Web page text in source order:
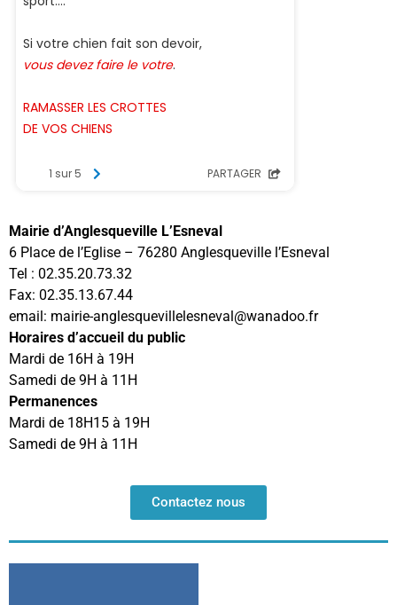
Mairie d’Anglesqueville L’Esneval
6 Place de l’Eglise – 76280 Anglesqueville l’Esneval
Tel : 02.35.20.73.32
Fax: 02.35.13.67.44
email: mairie-anglesquevillelesneval@wanadoo.fr
Horaires d’accueil du public
Mardi de 16H à 19H
Samedi de 9H à 11H
Permanences
Mardi de 18H15 à 19H
Samedi de 9H à 11H
Contactez nous